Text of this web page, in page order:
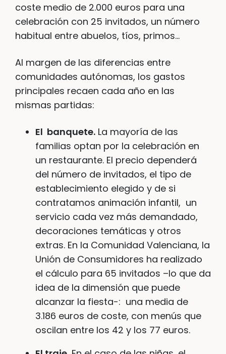
coste medio de 2.000 euros para una
celebración con 25 invitados, un número
habitual entre abuelos, tíos, primos…
Al margen de las diferencias entre
comunidades autónomas, los gastos
principales recaen cada año en las
mismas partidas:
El banquete. La mayoría de las
familias optan por la celebración en
un restaurante. El precio dependerá
del número de invitados, el tipo de
establecimiento elegido y de si
contratamos animación infantil, un
servicio cada vez más demandado,
decoraciones temáticas y otros
extras. En la Comunidad Valenciana, la
Unión de Consumidores ha realizado
el cálculo para 65 invitados –lo que da
idea de la dimensión que puede
alcanzar la fiesta-: una media de
3.186 euros de coste, con menús que
oscilan entre los 42 y los 77 euros.